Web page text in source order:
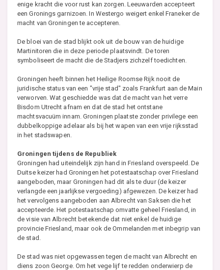
enige kracht die voor rust kan zorgen. Leeuwarden accepteert
een Gronings garnizoen. In Westergo weigert enkel Franeker de
macht van Groningen te accepteren.
De bloei van de stad blijkt ook uit de bouw van de huidige
Martinitoren die in deze periode plaatsvindt. De toren
symboliseert de macht die de Stadjers zichzelf toedichten.
Groningen heeft binnen het Heilige Roomse Rijk nooit de
juridische status van een "vrije stad" zoals Frankfurt aan de Main
verworven. Wat geschiedde was dat de macht van het verre
Bisdom Utrecht afnam en dat de stad het ontstane
machtsvacuüm innam. Groningen plaatste zonder privilege een
dubbelkoppige adelaar als bij het wapen van een vrije rijksstad
in het stadswapen.
Groningen tijdens de Republiek
Groningen had uiteindelijk zijn hand in Friesland overspeeld. De
Duitse keizer had Groningen het potestaatschap over Friesland
aangeboden, maar Groningen had dit als te duur (de keizer
verlangde een jaarlijkse vergoeding) afgewezen. De keizer had
het vervolgens aangeboden aan Albrecht van Saksen die het
accepteerde. Het potestaatschap omvatte geheel Friesland, in
de visie van Albrecht betekende dat niet enkel de huidige
provincie Friesland, maar ook de Ommelanden met inbegrip van
de stad.
De stad was niet opgewassen tegen de macht van Albrecht en
diens zoon George. Om het vege lijf te redden onderwierp de